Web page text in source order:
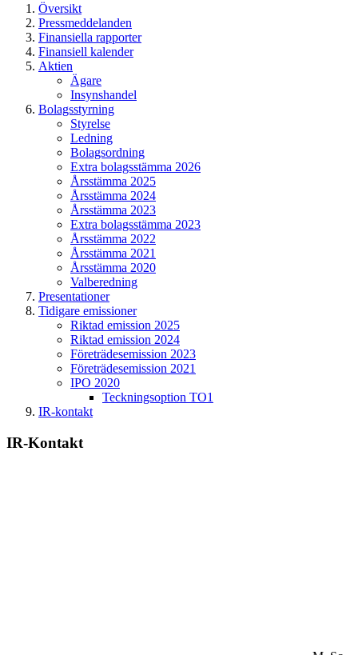
Översikt
Pressmeddelanden
Finansiella rapporter
Finansiell kalender
Aktien
Ägare
Insynshandel
Bolagsstyrning
Styrelse
Ledning
Bolagsordning
Extra bolagsstämma 2026
Årsstämma 2025
Årsstämma 2024
Årsstämma 2023
Extra bolagsstämma 2023
Årsstämma 2022
Årsstämma 2021
Årsstämma 2020
Valberedning
Presentationer
Tidigare emissioner
Riktad emission 2025
Riktad emission 2024
Företrädesemission 2023
Företrädesemission 2021
IPO 2020
Teckningsoption TO1
IR-kontakt
IR-Kontakt